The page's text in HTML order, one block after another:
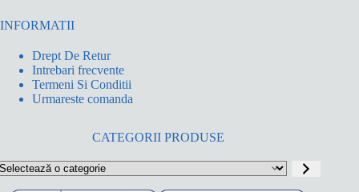
INFORMATII
Drept De Retur
Intrebari frecvente
Termeni Si Conditii
Urmareste comanda
CATEGORII PRODUSE